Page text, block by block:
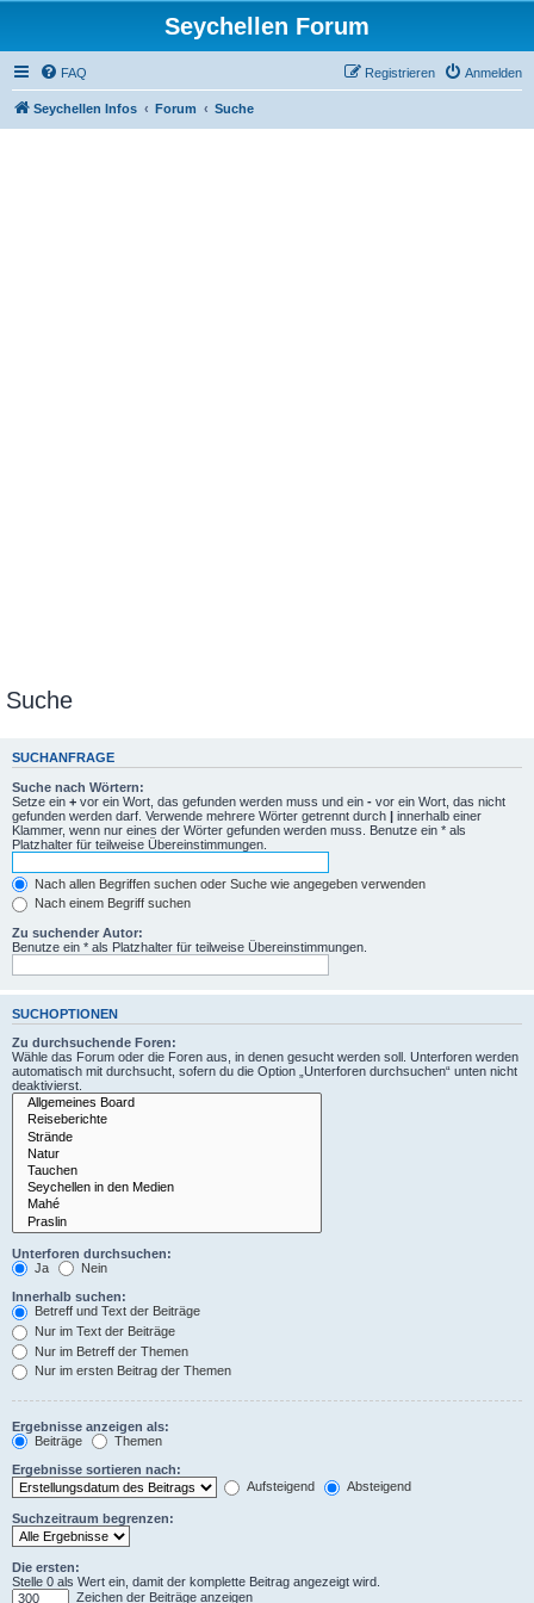
Seychellen Forum
FAQ Anmelden
Registrieren
Seychellen Infos Forum Suche
Suche
SUCHANFRAGE
Suche nach Wörtern:
Setze ein + vor ein Wort, das gefunden werden muss und ein - vor ein Wort, das nicht
gefunden werden darf. Verwende mehrere Wörter getrennt durch | innerhalb einer
Klammer, wenn nur eines der Wörter gefunden werden muss. Benutze ein * als
Platzhalter für teilweise Übereinstimmungen.
Nach allen Begriffen suchen oder Suche wie angegeben verwenden
Nach einem Begriff suchen
Zu suchender Autor:
Benutze ein * als Platzhalter für teilweise Übereinstimmungen.
SUCHOPTIONEN
Zu durchsuchende Foren:
Wähle das Forum oder die Foren aus, in denen gesucht werden soll. Unterforen werden
automatisch mit durchsucht, sofern du die Option „Unterforen durchsuchen“ unten nicht
deaktivierst.
Unterforen durchsuchen:
Ja
Nein
Innerhalb suchen:
Betreff und Text der Beiträge
Nur im Text der Beiträge
Nur im Betreff der Themen
Nur im ersten Beitrag der Themen
Ergebnisse anzeigen als:
Beiträge
Themen
Ergebnisse sortieren nach:
Aufsteigend
Absteigend
Suchzeitraum begrenzen:
Die ersten:
Stelle 0 als Wert ein, damit der komplette Beitrag angezeigt wird.
Zeichen der Beiträge anzeigen